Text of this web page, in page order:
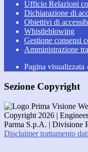
Ufficio Relazioni
Dichiarazione di
Obiettivi di
Whistleblowing
Gestione consensi
Amministrazione
Pagina visualizzata
Sezione Copyright
Copyright 2026 |
Parma S.p.A. | Divisione
Disclaimer trattamento